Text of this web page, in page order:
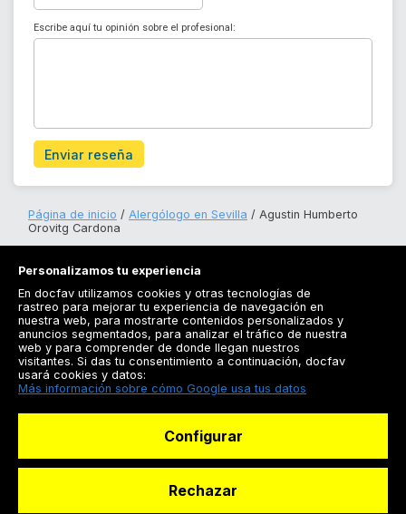
Escribe aquí tu opinión sobre el profesional:
Enviar reseña
Página de inicio Alergólogo en Sevilla
Agustin Humberto
Orovitg Cardona
Registrarse
Docfav
Personalizamos tu experiencia
En docfav utilizamos cookies y otras tecnologías de
rastreo para mejorar tu experiencia de navegación en
nuestra web, para mostrarte contenidos personalizados y
anuncios segmentados, para analizar el tráfico de nuestra
web y para comprender de donde llegan nuestros
visitantes. Si das tu consentimiento a continuación, docfav
usará cookies y datos:
Más información sobre cómo Google usa tus datos
Configurar
Rechazar